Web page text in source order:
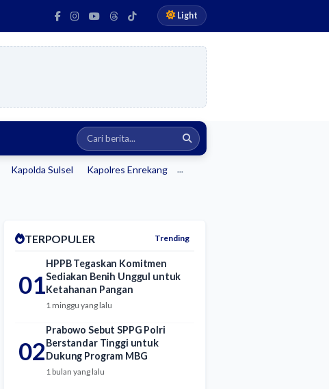
Light
Kapolda Sulsel Kapolres Enrekang ...
TERPOPULER Trending
01
HPPB Tegaskan Komitmen
Sediakan Benih Unggul untuk
Ketahanan Pangan
1 minggu yang lalu
02
Prabowo Sebut SPPG Polri
Berstandar Tinggi untuk
Dukung Program MBG
1 bulan yang lalu